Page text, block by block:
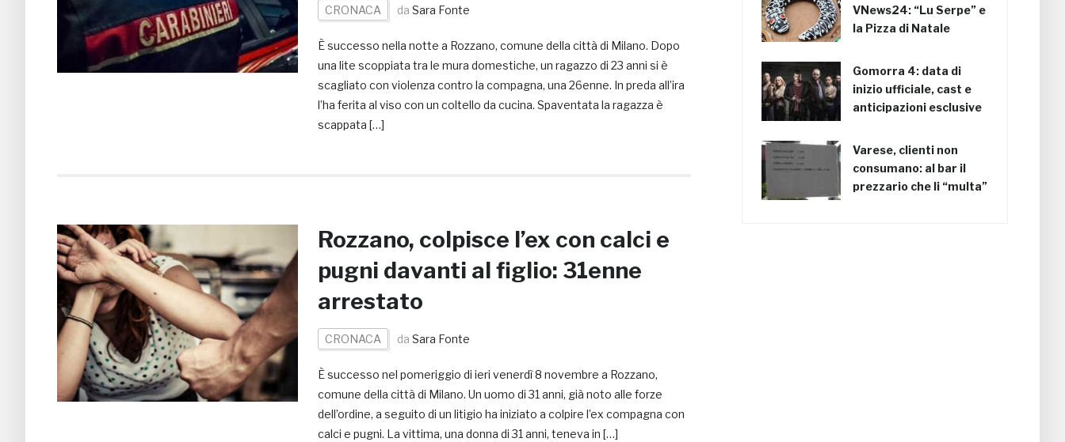
CRONACA da Sara Fonte
È successo nella notte a Rozzano, comune della città di Milano. Dopo
una lite scoppiata tra le mura domestiche, un ragazzo di 23 anni si è
scagliato con violenza contro la compagna, una 26enne. In preda all’ira
l’ha ferita al viso con un coltello da cucina. Spaventata la ragazza è
scappata […]
Rozzano, colpisce l’ex con calci e
pugni davanti al figlio: 31enne
arrestato
CRONACA da Sara Fonte
È successo nel pomeriggio di ieri venerdì 8 novembre a Rozzano,
comune della città di Milano. Un uomo di 31 anni, già noto alle forze
dell’ordine, a seguito di un litigio ha iniziato a colpire l’ex compagna con
calci e pugni. La vittima, una donna di 31 anni, teneva in […]
VNews24: “Lu Serpe” e
la Pizza di Natale
Gomorra 4: data di
inizio ufficiale, cast e
anticipazioni esclusive
Varese, clienti non
consumano: al bar il
prezzario che li “multa”